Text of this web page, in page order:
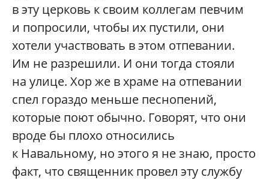
в эту церковь к своим коллегам певчим
и попросили, чтобы их пустили, они
хотели участвовать в этом отпевании.
Им не разрешили. И они тогда стояли
на улице. Хор же в храме на отпевании
спел гораздо меньше песнопений,
которые поют обычно. Говорят, что они
вроде бы плохо относились
к Навальному, но этого я не знаю, просто
факт, что священник провел эту службу